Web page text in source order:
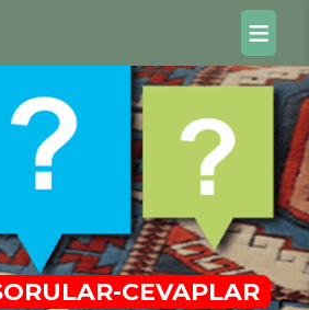
CEVAPLAR